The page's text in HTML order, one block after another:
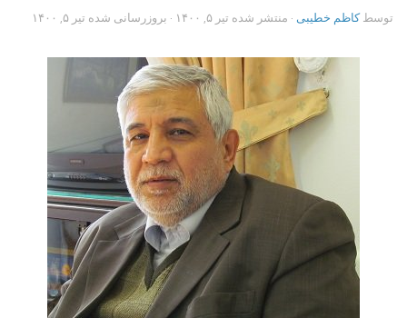
توسطکاظم خطیبی · منتشر شده تیر ۵, ۱۴۰۰ · بروزرسانی شده تیر ۵, ۱۴۰۰